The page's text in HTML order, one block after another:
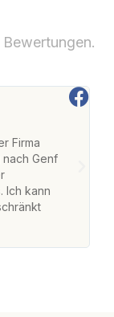
Firma
nach Genf
Ich kann